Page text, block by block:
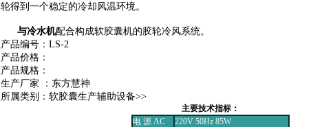
轮得到一个稳定的冷却风温环境。
与冷水机配合构成软胶囊机的胶轮冷风系统。
产品编号：LS-2
产品价格：
产品规格：
生产厂家 ：东方慧神
所属类别：软胶囊生产辅助设备>>
主要技术指标：
电 源 AC
220V 50Hz 85W